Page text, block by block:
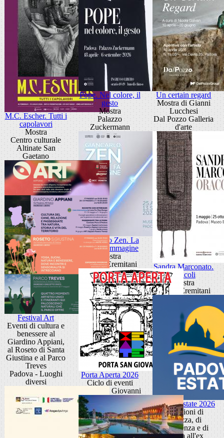
M.C. Escher. Tutti i
capolavori
Mostra
Centro culturale
Altinate San
Gaetano
Pope. Nel colore, il
gesto
Mostra
Palazzo
Zuckermann
Un certain regard
Mostra di Gianni
Lucchesi
Dal Pozzo Galleria
d'arte
Giancarlo Zen. La
luce fa l'immagine
Mostra
Museo Eremitani
Sandra Marconato.
Oracoli
Mostra
Museo Eremitani
Festival Art
Eventi di cultura e
benessere al
Giardino Appiani,
al Roseto di Santa
Giustina e al Parco
Treves
Padova - Luoghi
diversi
Porta Aperta 2026
Ciclo di eventi
Porta San Giovanni
Padova Estate 2026
Occasioni di
bellezza, di
conoscenza e di
cultura all'ex